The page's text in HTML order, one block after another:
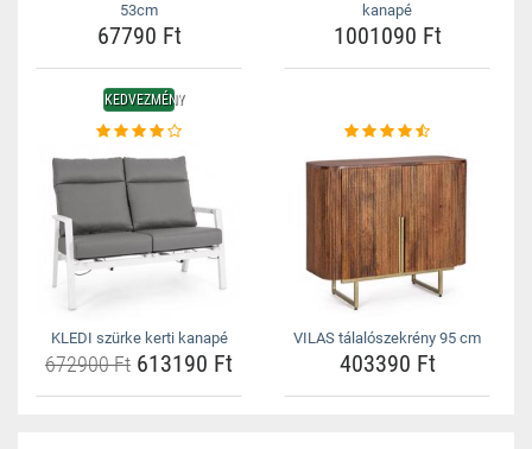
53cm
67790 Ft
kanapé
1001090 Ft
KEDVEZMÉNY
KLEDI szürke kerti kanapé
672900 Ft 613190 Ft
VILAS tálalószekrény 95 cm
403390 Ft